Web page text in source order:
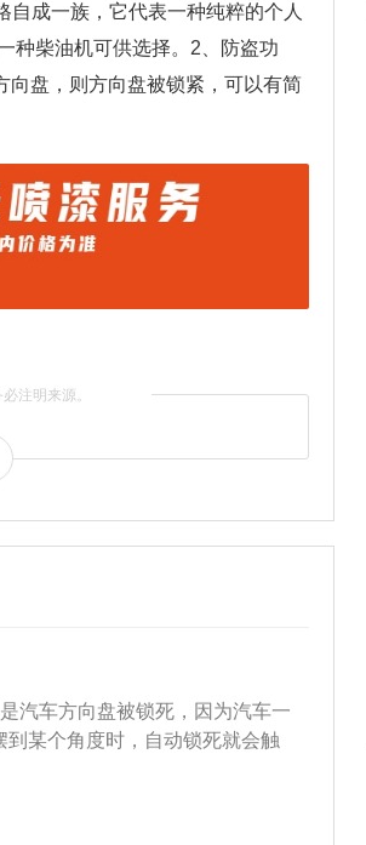
成一族，它代表一种纯粹的个人
种柴油机可供选择。2、防盗功
盘，则方向盘被锁紧，可以有简
注明来源。
汽车方向盘被锁死，因为汽车一
某个角度时，自动锁死就会触
方法：当发现钥匙拧不动时，不
转动方向盘，右手轻轻拧钥匙，